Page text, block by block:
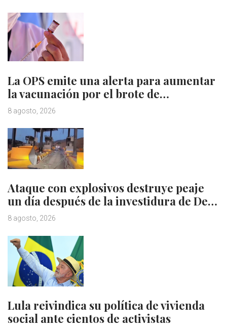
La OPS emite una alerta para aumentar
la vacunación por el brote de…
8 agosto, 2026
Ataque con explosivos destruye peaje
un día después de la investidura de De…
8 agosto, 2026
Lula reivindica su política de vivienda
social ante cientos de activistas